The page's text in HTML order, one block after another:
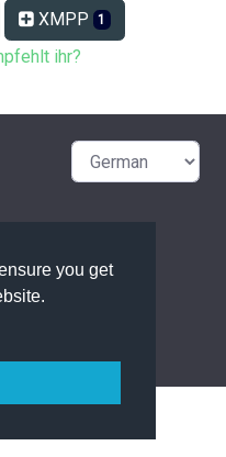
you get
XMPP 1
ihr?